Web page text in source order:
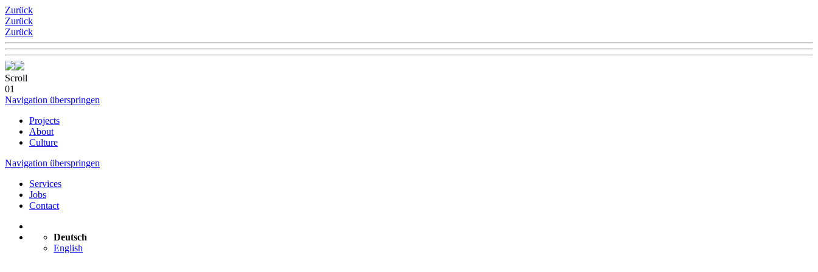
Zurück
Zurück
Zurück
Scroll
01
Navigation überspringen
Projects
About
Culture
Navigation überspringen
Services
Jobs
Contact
Deutsch
English